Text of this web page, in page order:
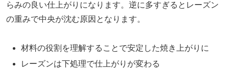
らみの良い仕上がりになります。逆に多すぎるとレーズン
の重みで中央が沈む原因となります。
材料の役割を理解することで安定した焼き上がりに
レーズンは下処理で仕上がりが変わる